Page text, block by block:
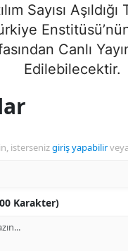
Sayısı
Canlı
Edilebilecektir.
istersenizgiriş yapabilirveya
Karakter)